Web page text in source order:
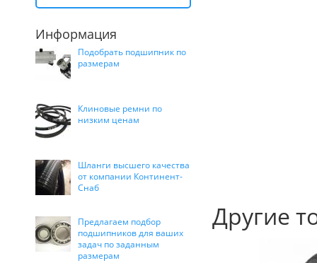
Другие
Информация
Подобрать подшипник по
размерам
Клиновые ремни по
низким ценам
Шланги высшего качества
от компании Континент-
Снаб
Предлагаем подбор
подшипников для ваших
задач по заданным
размерам